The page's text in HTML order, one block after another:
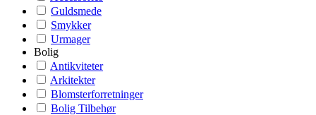
Guldsmede
Smykker
Urmager
Bolig
Antikviteter
Arkitekter
Blomsterforretninger
Bolig Tilbehør